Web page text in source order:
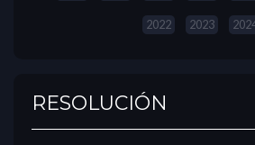
2022 2023
RESOLUCIÓN